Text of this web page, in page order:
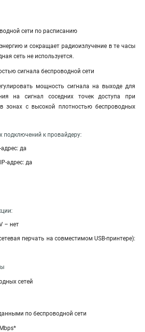
сети по расписанию
и сокращает радиоизлучение в те часы
сеть не используется.
сигнала беспроводной сети
мощность сигнала на выходе для
на сигнал соседних точек доступа при
зонах с высокой плотностью беспроводных
к провайдеру:
да
адрес: да
– нет
перчать на совместимом USB-принтере):
сетей
по беспроводной сети